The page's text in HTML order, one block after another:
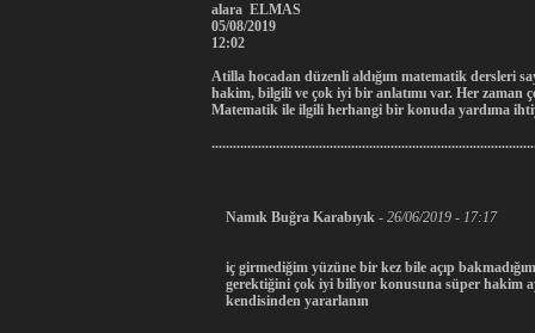
alara ELMAS
05/08/2019
12:02
Atilla hocadan düzenli aldığım matematik dersleri
hakim, bilgili ve çok iyi bir anlatımı var. Her zaman
Matematik ile ilgili herhangi bir konuda yardıma
Namık Buğra Karabıyık - 26/06/2019 - 17:17
iç girmediğim yüzüne bir kez bile açıp
gerektiğini çok iyi biliyor konusuna süper hakim
kendisinden yararlanın